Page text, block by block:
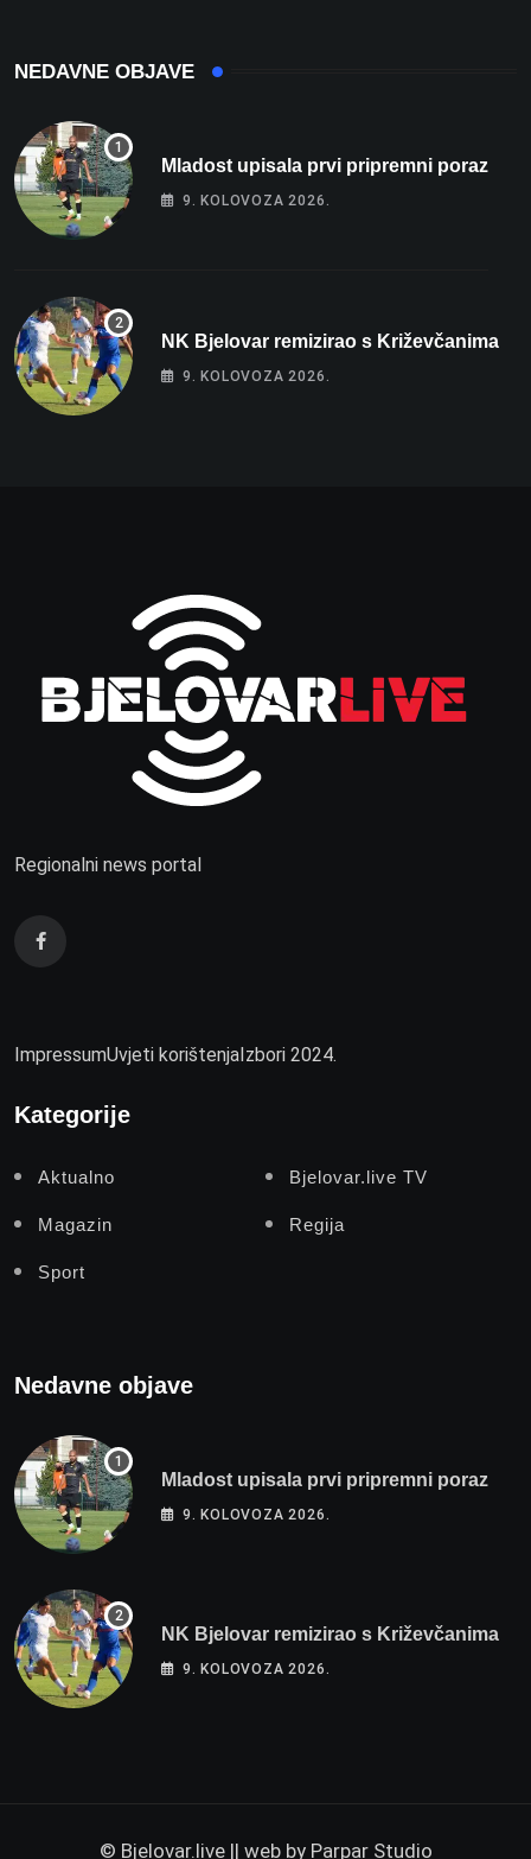
NEDAVNE OBJAVE
Mladost upisala prvi pripremni poraz
9. KOLOVOZA 2026.
NK Bjelovar remizirao s Križevčanima
9. KOLOVOZA 2026.
Regionalni news portal
ImpressumUvjeti korištenjaIzbori 2024.
Kategorije
Aktualno Bjelovar.live TV
Magazin Regija
Sport
Nedavne objave
Mladost upisala prvi pripremni poraz
9. KOLOVOZA 2026.
NK Bjelovar remizirao s Križevčanima
9. KOLOVOZA 2026.
© Bjelovar.live || web by Parpar Studio